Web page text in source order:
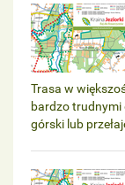
Trasa w
bardzo trudnymi
górski lub